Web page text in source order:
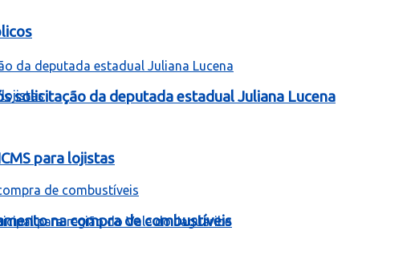
para lojistas
solicitação da deputada estadual Juliana Lucena
na compra de combustíveis